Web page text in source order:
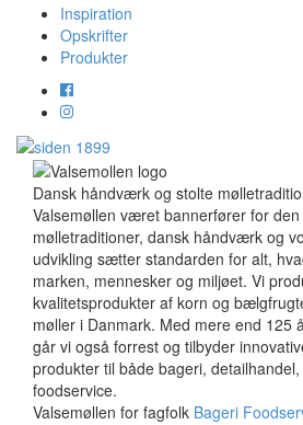
Inspiration
Opskrifter
Produkter
Dansk håndværk og stolte
Valsemøllen været bannerfører for
mølletraditioner, dansk håndværk og
udvikling sætter standarden for alt,
marken, mennesker og miljøet. Vi
kvalitetsprodukter af korn og
møller i Danmark. Med mere end 125
går vi også forrest og tilbyder
produkter til både bageri,
foodservice.
Valsemøllen for fagfolk Bageri